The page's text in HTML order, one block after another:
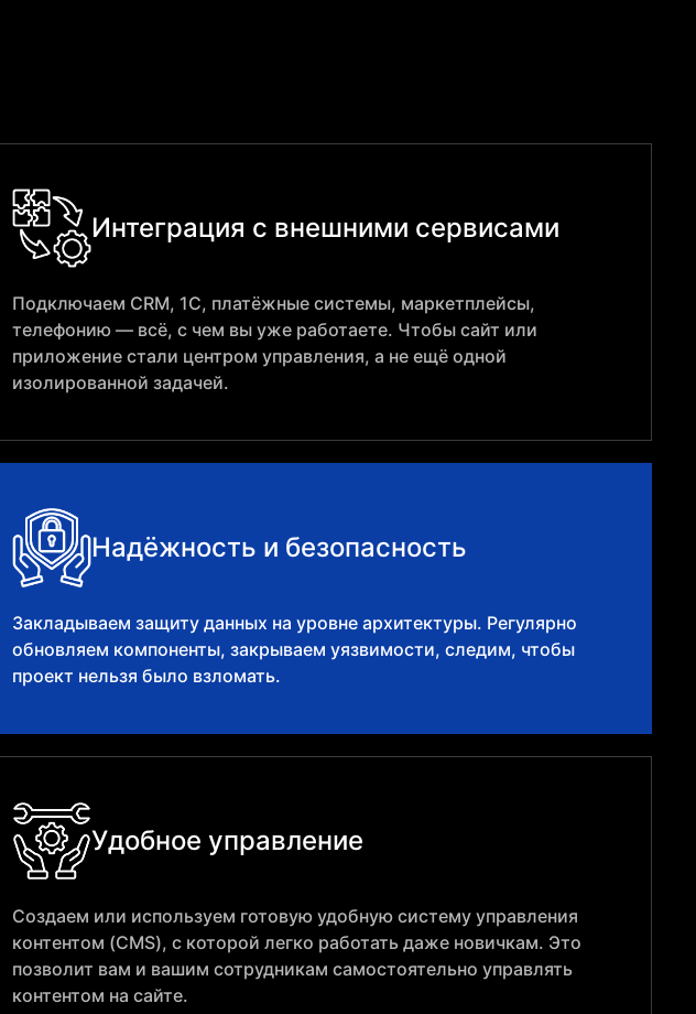
Интеграция с внешними сервисами
Подключаем CRM, 1С, платёжные системы, маркетплейсы,
телефонию — всё, с чем вы уже работаете. Чтобы сайт или
приложение стали центром управления, а не ещё одной
изолированной задачей.
Надёжность и безопасность
Закладываем защиту данных на уровне архитектуры. Регулярно
обновляем компоненты, закрываем уязвимости, следим, чтобы
проект нельзя было взломать.
Удобное управление
Создаем или используем готовую удобную систему управления
контентом (CMS), с которой легко работать даже новичкам. Это
позволит вам и вашим сотрудникам самостоятельно управлять
контентом на сайте.